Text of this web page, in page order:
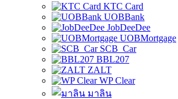
KTC Card
UOBBank
JobDeeDee
UOBMortgage
SCB_Car
BBL207
ZALT
WP Clear
มาลิน